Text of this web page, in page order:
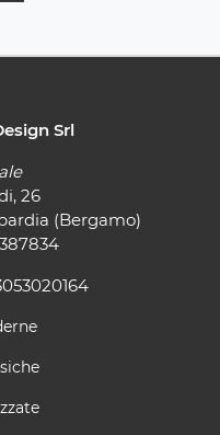
Srl
26
(Bergamo)